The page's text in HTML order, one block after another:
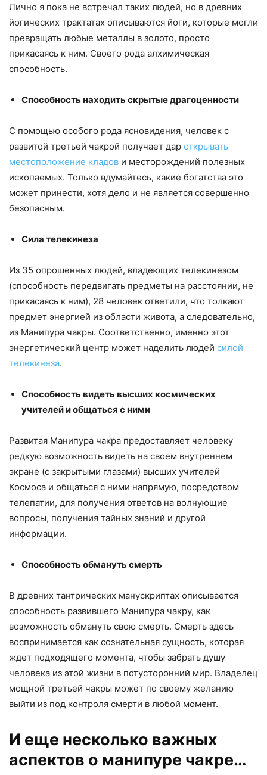
Лично я пока не встречал таких людей, но в древних
йогических трактатах описываются йоги, которые могли
превращать любые металлы в золото, просто
прикасаясь к ним. Своего рода алхимическая
способность.
Способность находить скрытые драгоценности
С помощью особого рода ясновидения, человек с
развитой третьей чакрой получает дар открывать
местоположение кладов и месторождений полезных
ископаемых. Только вдумайтесь, какие богатства это
может принести, хотя дело и не является совершенно
безопасным.
Сила телекинеза
Из 35 опрошенных людей, владеющих телекинезом
(способность передвигать предметы на расстоянии, не
прикасаясь к ним), 28 человек ответили, что толкают
предмет энергией из области живота, а следовательно,
из Манипура чакры. Соответственно, именно этот
энергетический центр может наделить людей силой
телекинеза.
Способность видеть высших космических
учителей и общаться с ними
Развитая Манипура чакра предоставляет человеку
редкую возможность видеть на своем внутреннем
экране (с закрытыми глазами) высших учителей
Космоса и общаться с ними напрямую, посредством
телепатии, для получения ответов на волнующие
вопросы, получения тайных знаний и другой
информации.
Способность обмануть смерть
В древних тантрических манускриптах описывается
способность развившего Манипура чакру, как
возможность обмануть свою смерть. Смерть здесь
воспринимается как сознательная сущность, которая
ждет подходящего момента, чтобы забрать душу
человека из этой жизни в потусторонний мир. Владелец
мощной третьей чакры может по своему желанию
выйти из под контроля смерти в любой момент.
И еще несколько важных
аспектов о манипуре чакре…